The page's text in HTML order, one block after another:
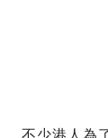
不少港人為